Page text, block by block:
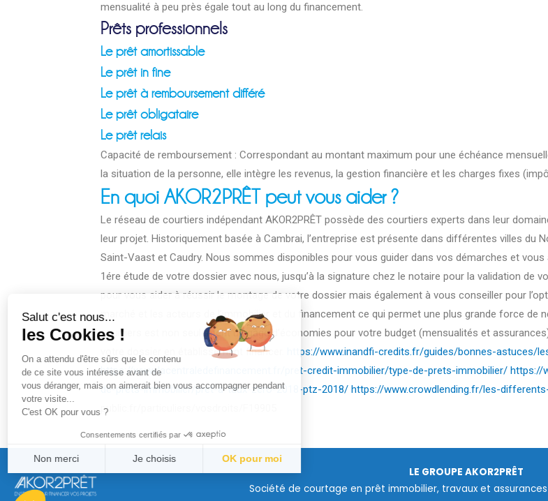
mensualité à peu près égale tout au long du financement.
Prêts professionnels
Le prêt amortissable
Le prêt in fine
Le prêt à remboursement différé
Le prêt obligataire
Le prêt relais
Capacité de remboursement : Correspondant au montant maximum pour une échéance
la situation de la personne, elle intègre les revenus, la gestion financière et les charges fixes
En quoi AKOR2PRÊT peut vous aider ?
Le réseau de courtiers indépendant AKOR2PRÊT possède des courtiers experts dans leur
leur projet. Historiquement basée à Cambrai, l’entreprise est présente dans différentes villes du
Saint-Vaast et Caudry. Nous sommes disponibles pour vous guider dans vos démarches et
1ére étude de votre dossier avec nous, jusqu’à la signature chez le notaire pour la validation
pour vous aider à réussir le montage de votre dossier mais également à vous conseiller pour
marché et les acteurs de l’immobilier et du financement ce qui permet une plus grande force de
courtiers est non seulement un gage d’économies pour votre budget (mensualités et
votre dossier en établissement financer.
https://www.inandfi-credits.fr/guides/bonnes-astuces/
https://www.lacentraledefinancement.fr/pret-credit-immobilier/type-de-prets-immobilier/ https://
de-prets-immobilier/pret-a-taux-zero-2018-ptz-2018/ https://www.crowdlending.fr/les-
public.fr/particuliers/vosdroits/F19905
LE GROUPE AKOR2PRÊT
Société de courtage en prêt immobilier, travaux et
Salut c'est nous...
les Cookies !
On a attendu d'être sûrs que le contenu
de ce site vous intéresse avant de
vous déranger, mais on aimerait bien vous accompagner pendant
votre visite...
C'est OK pour vous ?
Consentements certifiés par
Non merci Je choisis OK pour moi
Axeptio consent
Plateforme de Gestion du Consentement : Personnalisez vos Options